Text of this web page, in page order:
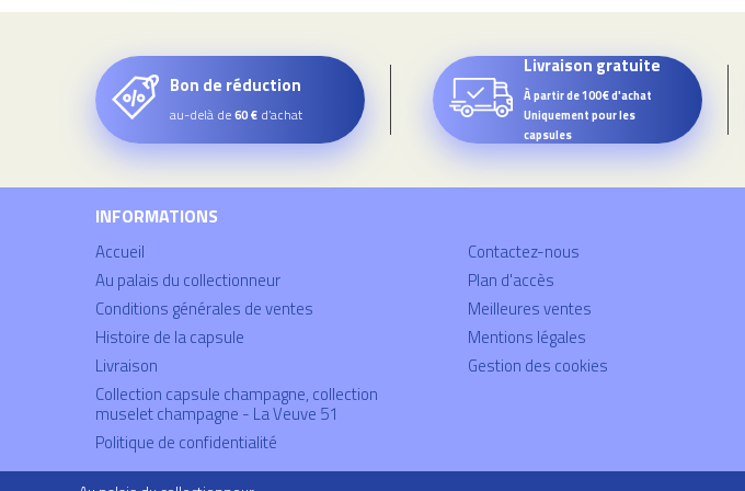
Bon de réduction
au-delà de60 € d’achat
Livraison gratuite
À partir de 100€ d'achat
Uniquement pour les
capsules
INFORMATIONS
Accueil
Au palais du collectionneur
Conditions générales de ventes
Histoire de la capsule
Livraison
Collection capsule champagne, collection
muselet champagne - La Veuve 51
Politique de confidentialité
Contactez-nous
Plan d'accès
Meilleures ventes
Mentions légales
Gestion des cookies